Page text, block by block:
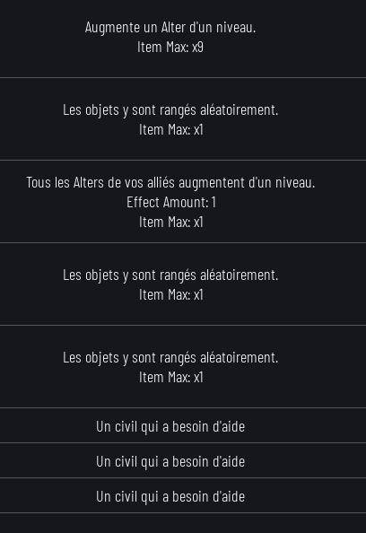
Augmente un Alter d'un niveau.
Item Max: x9
Les objets y sont rangés aléatoirement.
Item Max: x1
Tous les Alters de vos alliés augmentent d'un niveau.
Effect Amount: 1
Item Max: x1
Les objets y sont rangés aléatoirement.
Item Max: x1
Les objets y sont rangés aléatoirement.
Item Max: x1
Un civil qui a besoin d'aide
Un civil qui a besoin d'aide
Un civil qui a besoin d'aide